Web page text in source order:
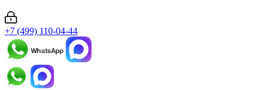
+7 (499) 110-04-44